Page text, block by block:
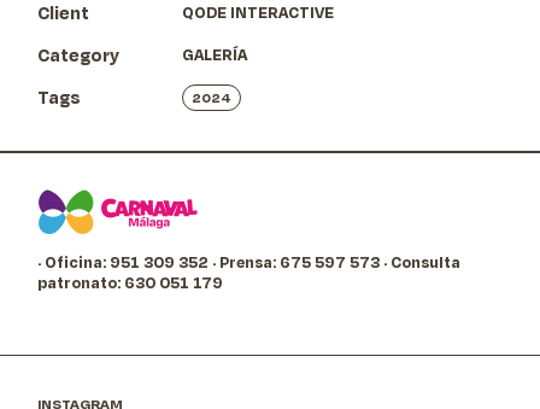
Client QODE INTERACTIVE
Category GALERÍA
Tags 2024
· Oficina: 951 309 352 · Prensa: 675 597 573 · Consulta
patronato: 630 051 179